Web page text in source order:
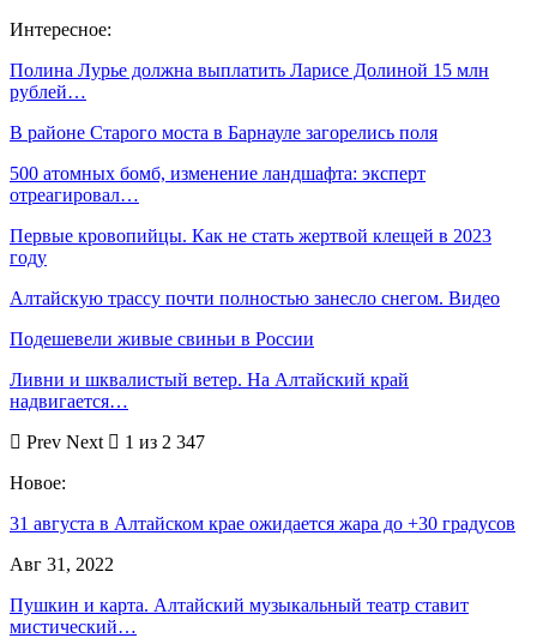
Интересное:
Полина Лурье должна выплатить Ларисе Долиной 15 млн
рублей…
В районе Старого моста в Барнауле загорелись поля
500 атомных бомб, изменение ландшафта: эксперт
отреагировал…
Первые кровопийцы. Как не стать жертвой клещей в 2023
году
Алтайскую трассу почти полностью занесло снегом. Видео
Подешевели живые свиньи в России
Ливни и шквалистый ветер. На Алтайский край
надвигается…
Prev Next
1 из 2 347
Новое:
31 августа в Алтайском крае ожидается жара до +30 градусов
Авг 31, 2022
Пушкин и карта. Алтайский музыкальный театр ставит
мистический…